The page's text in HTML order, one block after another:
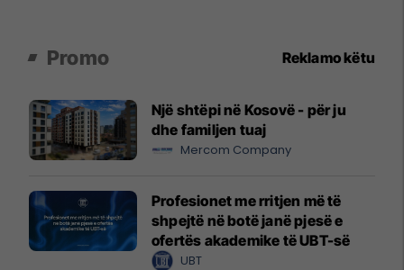
Promo Reklamo këtu
Një shtëpi në Kosovë - për ju
dhe familjen tuaj
Mercom Company
Profesionet me rritjen më të
shpejtë në botë janë pjesë e
ofertës akademike të UBT-së
UBT